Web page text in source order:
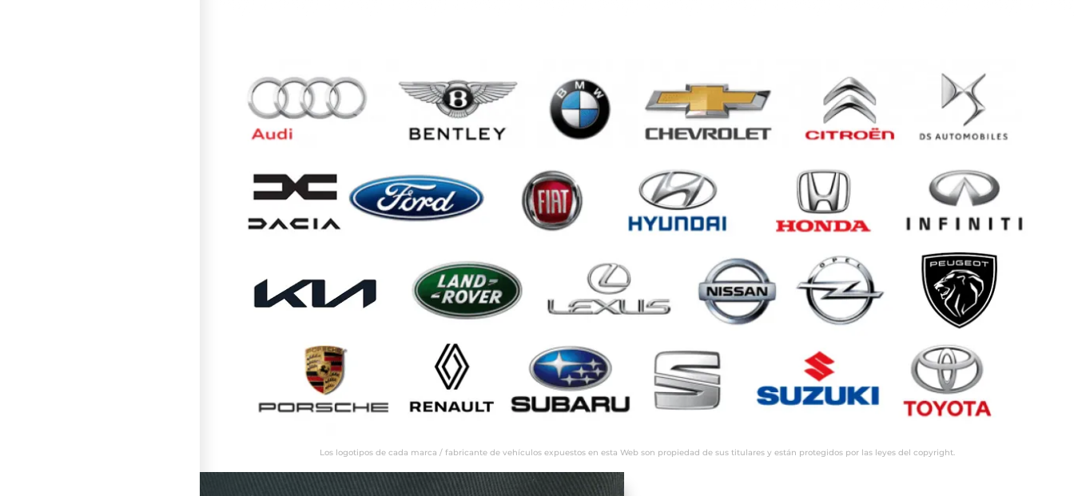
Los logotipos de cada marca / fabricante de vehículos expuestos en esta Web son propiedad de sus titulares y están protegidos por las leyes del copyright.